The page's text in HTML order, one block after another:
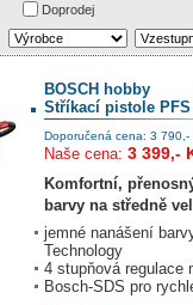
Doprodej
BOSCH hobby
Stříkací pistole PFS
Doporučená cena: 3 790,-
Naše cena: 3 399,-
Komfortní,
barvy na středně
jemné nanášení
Technology
4 stupňová regulace
Bosch-SDS pro